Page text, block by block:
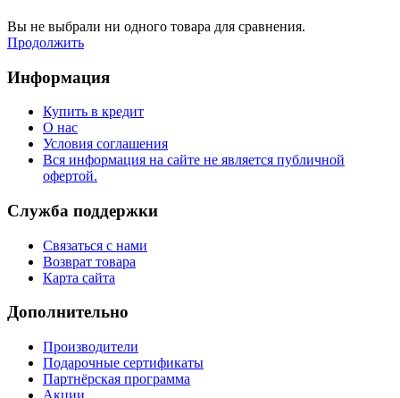
Вы не выбрали ни одного товара для сравнения.
Продолжить
Информация
Купить в кредит
О нас
Условия соглашения
Вся информация на сайте не является публичной
офертой.
Служба поддержки
Связаться с нами
Возврат товара
Карта сайта
Дополнительно
Производители
Подарочные сертификаты
Партнёрская программа
Акции